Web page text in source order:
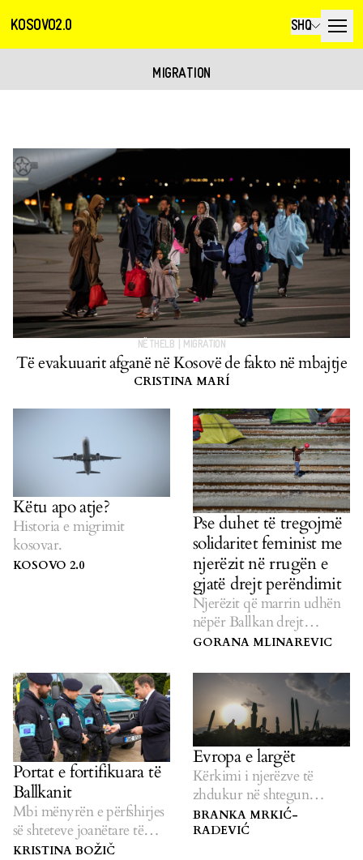
KOSOVO2.0 SHQ
MIGRATION
NË THELB MIGRATION
Të evakuuarit afganë në Kosovë de fakto në mbajtje
CRISTINA MARÍ
Këtu apo atje?
Historia e migrimit
kosovar.
KOSOVO 2.0
Pse duhet të tregojmë
solidaritet feminist me
njerëzit në rrugën e
gjatë drejt perëndimit
Njerëzit që marrin udhën
nëpër Ballkan drejt
Evropës Perëndimore
dhunë dhe keqtrajtim.
Adresimi i shkaqeve
kryesore nënkupton
kalimin përtej bamirësisë.
GORANA MLINAREVIC
Portat e fortifikuara të
Ballkanit
Mbi mënyrën e përfshirjes
së shteteve joanëtare të
BE-së në fortesën Evropë.
KRISTINA BOŽIČ
Evropa e largët
Kërkimi i njerëzve të
zhdukur në shtegun
Ballkanik.
BRANKA MRKIĆ-
RADEVIĆ